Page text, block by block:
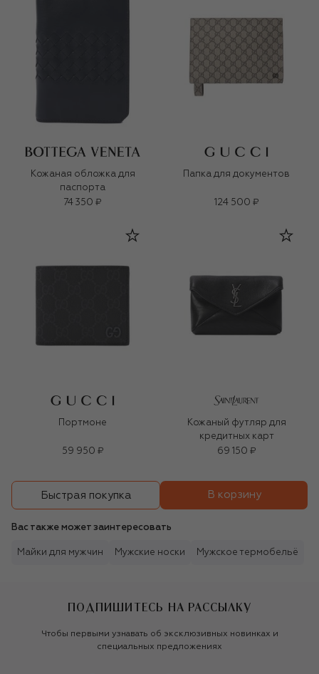
Кожаная обложка для
паспорта
74 350 ₽
Папка для документов
124 500 ₽
Портмоне
59 950 ₽
Кожаный футляр для
кредитных карт
69 150 ₽
Быстрая покупка В корзину
Вас также может заинтересовать
Майки для мужчин Мужские носки Мужское термобельё
ПОДПИШИТЕСЬ НА РАССЫЛКУ
Чтобы первыми узнавать об эксклюзивных новинках и
специальных предложениях